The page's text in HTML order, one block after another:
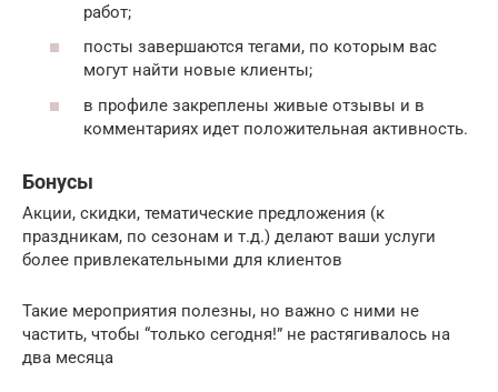
работ;
посты завершаются тегами, по которым вас
могут найти новые клиенты;
в профиле закреплены живые отзывы и в
комментариях идет положительная активность.
Бонусы
Акции, скидки, тематические предложения (к
праздникам, по сезонам и т.д.) делают ваши услуги
более привлекательными для клиентов
Такие мероприятия полезны, но важно с ними не
частить, чтобы “только сегодня!” не растягивалось на
два месяца